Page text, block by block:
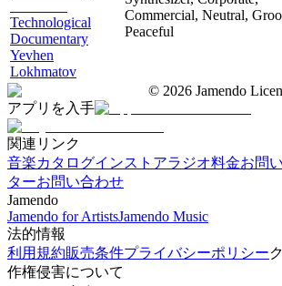
Technological
Documentary
Yevhen
Lokhmatov
Commercial, Neutral,
Peaceful
© 2026 Jamendo
アプリを入手
関連リンク
音楽カタログインストアラジオ料金お問
ターお問い合わせ
Jamendo
Jamendo for ArtistsJamendo Music
法的情報
利用規約販売条件プライバシーポリシー
作権侵害について